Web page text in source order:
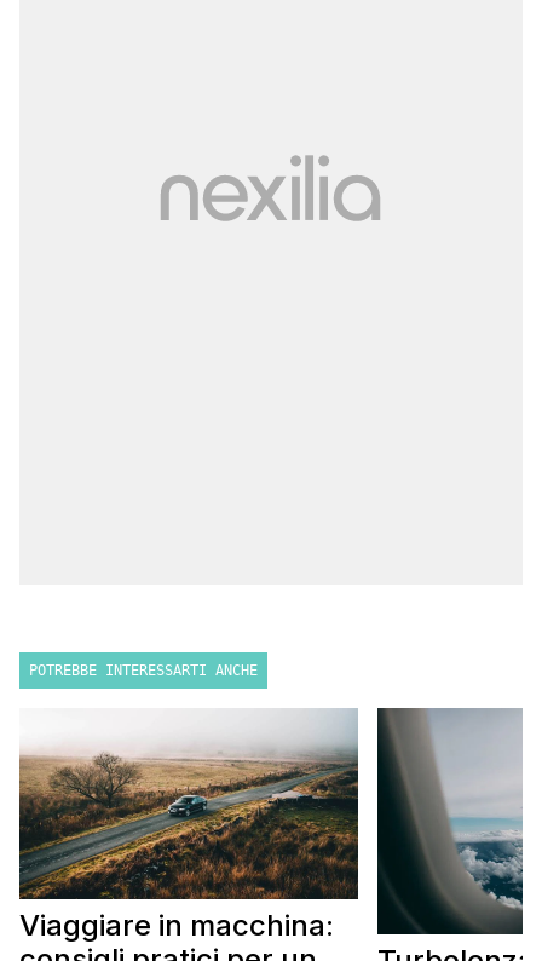
POTREBBE INTERESSARTI ANCHE
Viaggiare in macchina: